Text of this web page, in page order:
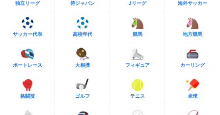
独立リーグ 侍ジャパン Jリーグ 海外サッカー
サッカー代表 高校年代 競馬 地方競馬
ボートレース 大相撲 フィギュア カーリング
格闘技 ゴルフ テニス 卓球